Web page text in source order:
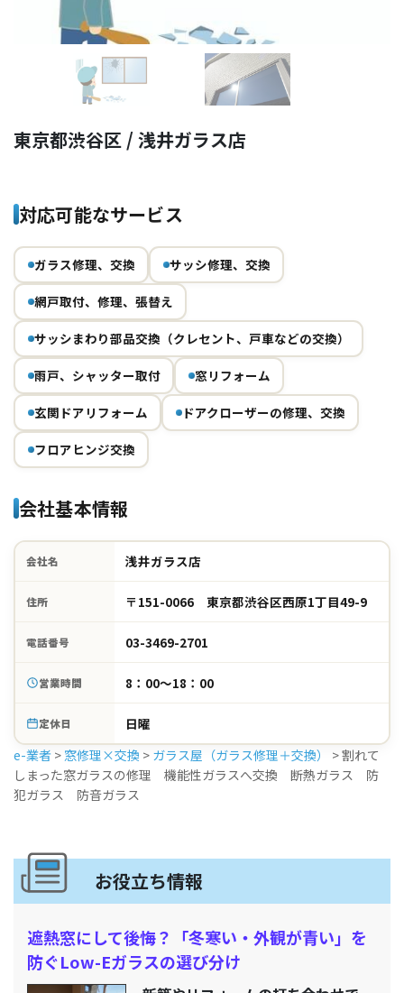
東京都渋谷区 / 浅井ガラス店
対応可能なサービス
ガラス修理、交換 サッシ修理、交換
網戸取付、修理、張替え
サッシまわり部品交換（クレセント、戸車などの交換）
雨戸、シャッター取付 窓リフォーム
玄関ドアリフォーム ドアクローザーの修理、交換
フロアヒンジ交換
会社基本情報
会社名 浅井ガラス店
住所 〒151-0066 東京都渋谷区西原1丁目49-9
電話番号 03-3469-2701
営業時間 8：00～18：00
定休日
日曜
e-業者 > 窓修理×交換 > ガラス屋（ガラス修理＋交換） >割れて
しまった窓ガラスの修理 機能性ガラスへ交換 断熱ガラス 防
犯ガラス 防音ガラス
お役立ち情報
遮熱窓にして後悔？「冬寒い・外観が青い」を
防ぐLow-Eガラスの選び分け